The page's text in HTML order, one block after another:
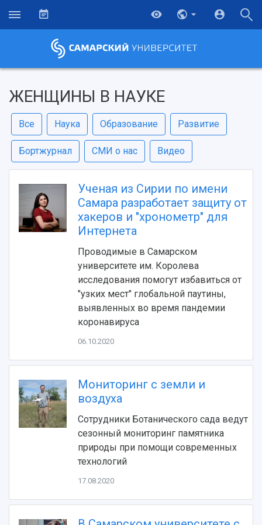
НАЗАД
Об университете
История
Ключевые факты
Руководство
Наблюдательный совет
Новости
Главные новости
Объявления
Пресс-центр
Образование
Почему я выбираю Самарский университет?
Абитуриенту
Бакалавриат и специалитет
Аспирантура
Формы обучения
Научно-исследовательская деятельность
Основные научные направления
Научные школы и ведущие научные коллективы
Диссертационные советы
Конкурс на замещение должностей научных
работников
ЖЕНЩИНЫ В НАУКЕ
Все Наука Образование Развитие
Бортжурнал СМИ о нас Видео
Ученая из Сирии по имени
Самара разработает защиту от
хакеров и "хронометр" для
Интернета
Проводимые в Самарском
университете им. Королева
исследования помогут избавиться от
"узких мест" глобальной паутины,
выявленных во время пандемии
коронавируса
06.10.2020
Мониторинг с земли и
воздуха
Сотрудники Ботанического сада ведут
сезонный мониторинг памятника
природы при помощи современных
технологий
17.08.2020